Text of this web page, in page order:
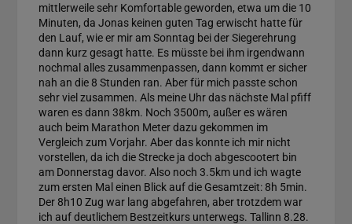
mittlerweile sehr Komfortable geworden, etwa um die 10
Minuten, da Jonas keinen guten Tag erwischt hatte für
den Lauf, wie er mir am Sonntag bei der Siegerehrung
dann kurz gesagt hatte. Es müsste bei ihm irgendwann
nochmal alles zusammenpassen, dann kommt er sicher
nah an die 8 Stunden ran. Aber für mich passte schon
sehr viel zusammen. Als meine Uhr das nächste Mal pfiff
waren es dann 38km. Noch 3500m, außer es wären
auch beim Marathon Meter dazu gekommen im
Vergleich zum Vorjahr. Aber das konnte ich mir nicht
vorstellen, da ich die Strecke ja doch abgescootert bin
am Donnerstag davor. Also noch 3.5km und ich wagte
zum ersten Mal einen Blick auf die Gesamtzeit: 8h 5min.
Der 8h10 Zug war lang abgefahren, aber trotzdem war
ich auf deutlichem Bestzeitkurs unterwegs. Tallinn 8.28.